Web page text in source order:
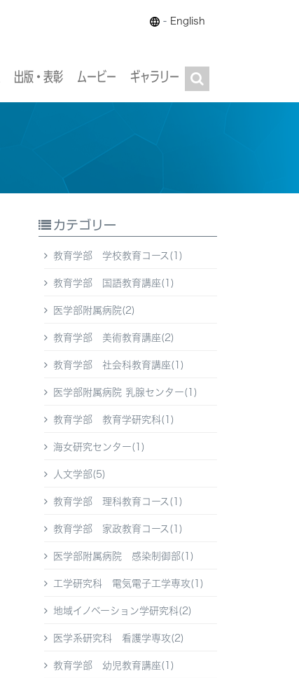
- English
出版・表彰 ムービー ギャラリー
カテゴリー
教育学部 学校教育コース(1)
教育学部 国語教育講座(1)
医学部附属病院(2)
教育学部 美術教育講座(2)
教育学部 社会科教育講座(1)
医学部附属病院 乳腺センター(1)
教育学部 教育学研究科(1)
海女研究センター(1)
人文学部(5)
教育学部 理科教育コース(1)
教育学部 家政教育コース(1)
医学部附属病院 感染制御部(1)
工学研究科 電気電子工学専攻(1)
地域イノベーション学研究科(2)
医学系研究科 看護学専攻(2)
教育学部 幼児教育講座(1)